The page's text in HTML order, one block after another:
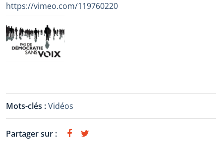
https://vimeo.com/119760220
Mots-clés :Vidéos
Partager sur :